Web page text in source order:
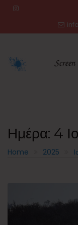
Ημέρα: 4
Home 2025